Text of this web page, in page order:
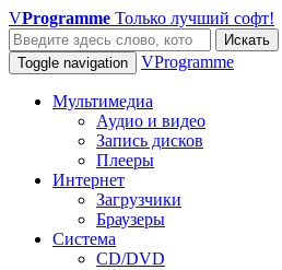
VProgramme Только лучший софт!
Искать
Toggle navigation
VProgramme
Мультимедиа
Аудио и видео
Запись дисков
Плееры
Интернет
Загрузчики
Браузеры
Система
CD/DVD